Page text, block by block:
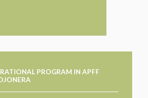
PROGRAM IN APFF